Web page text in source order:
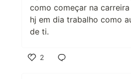
como começar na carreira
hj em dia trabalho como
de ti.
2